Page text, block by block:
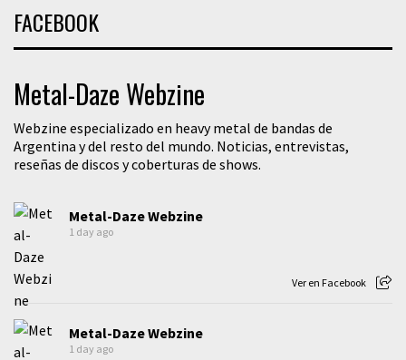
FACEBOOK
Metal-Daze Webzine
Webzine especializado en heavy metal de bandas de
Argentina y del resto del mundo. Noticias, entrevistas,
reseñas de discos y coberturas de shows.
Metal-Daze Webzine
1 day ago
Ver en Facebook
Metal-Daze Webzine
1 day ago